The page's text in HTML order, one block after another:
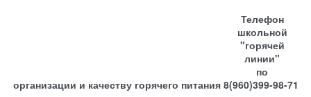
Телефон
школьной
"горячей
линии"
по
организации и качеству горячего питания 8(960)399-98-71